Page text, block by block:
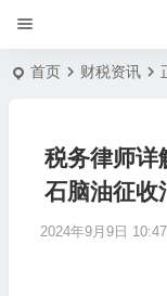
首页 财税资讯
税务律师详
石脑油征收
2024年9月9日